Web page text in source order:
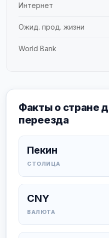
Интернет
Ожид. прод. жизни
World Bank
Факты о стране
переезда
Пекин
СТОЛИЦА
CNY
ВАЛЮТА